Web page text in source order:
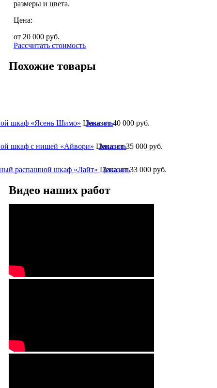
размеры и цвета.
Цена:
от 20 000 руб.
Рассчитать стоимость
Похожие товары
шкаф «Ясень Шимо» Цена:от 40 000 руб.
Заказать
шкаф с нишей «Айвори» Цена:от 35 000 руб.
Заказать
распашной шкаф «Лайт» Цена:от 33 000 руб.
Заказать
Видео наших работ